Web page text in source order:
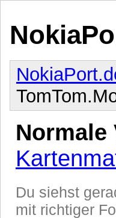
Normale
Du siehst
mit richtiger